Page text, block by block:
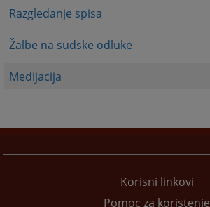
Razgledanje spisa
Žalbe na sudske odluke
Medijacija
Korisni linkovi
Pomoc za koristenje